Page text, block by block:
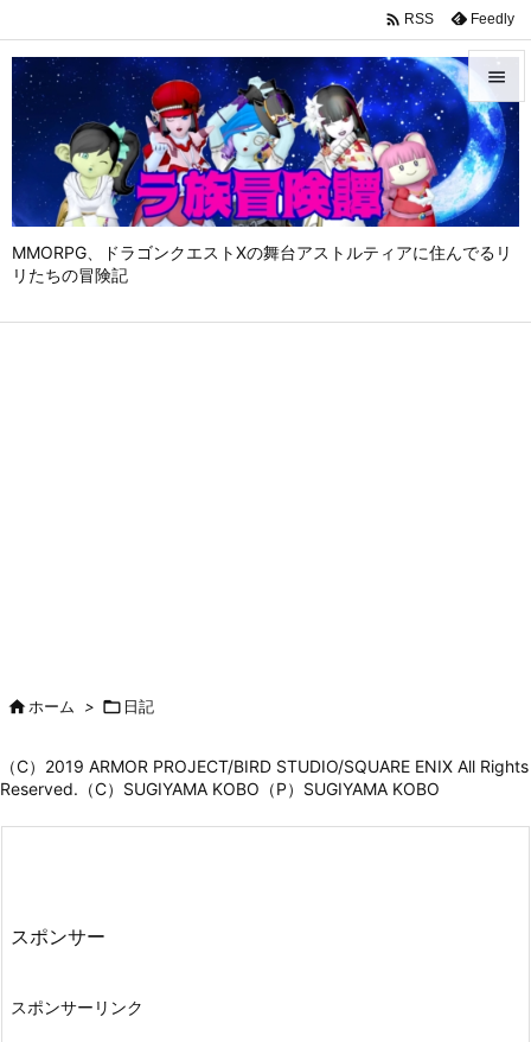
MMORPG、ドラゴンクエストⅩの舞台アストルティアに住んでるリ
リたちの冒険記


メニュ

サイド

 RSS Feedly
ホーム >  日記
（C）2019 ARMOR PROJECT/BIRD STUDIO/SQUARE ENIX All Rights
Reserved.（C）SUGIYAMA KOBO（P）SUGIYAMA KOBO
スポンサー
スポンサーリンク